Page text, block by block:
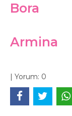
Bora
Armina
| Yorum: 0